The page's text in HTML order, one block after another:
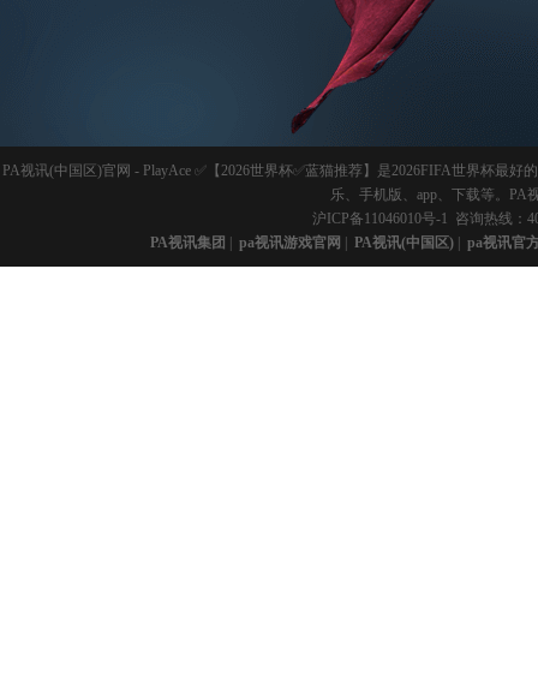
PA视讯(中国区)官网 - PlayAce ✅【2026世界杯✅蓝猫推荐】是2026FIFA世界杯最
乐、手机版、app、下载等。PA
沪ICP备11046010号-1 咨询热线：
PA视讯集团
pa视讯游戏官网 PA视讯(中国区)| pa视讯官